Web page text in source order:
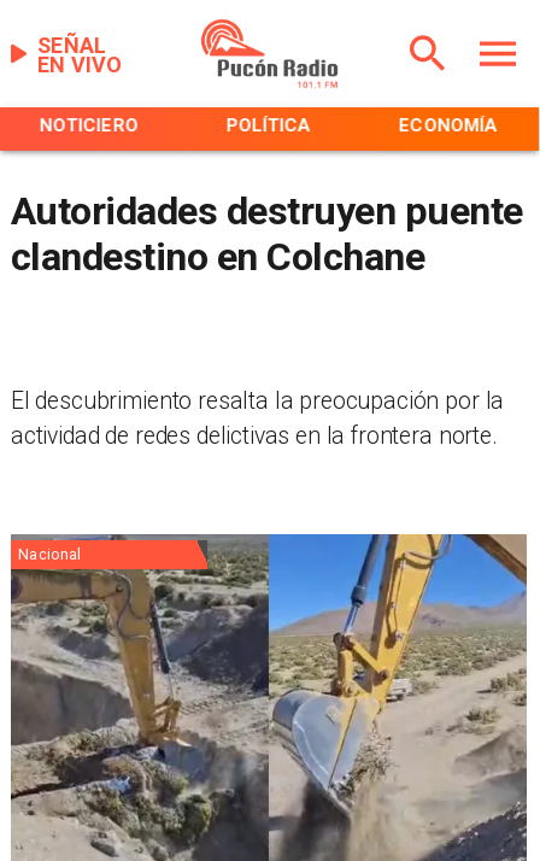
EN VIVO
SEÑAL
NOTICIERO POLÍTICA ECONOMÍA
Autoridades destruyen puente
clandestino en Colchane
El descubrimiento resalta la preocupación por la
actividad de redes delictivas en la frontera norte.
Nacional